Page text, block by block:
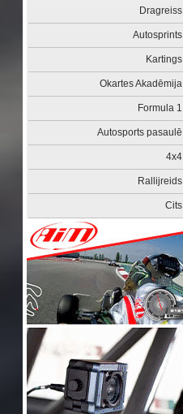
Dragreiss
Autosprints
Kartings
Okartes Akadēmija
Formula 1
Autosports pasaulē
4x4
Rallijreids
Cits